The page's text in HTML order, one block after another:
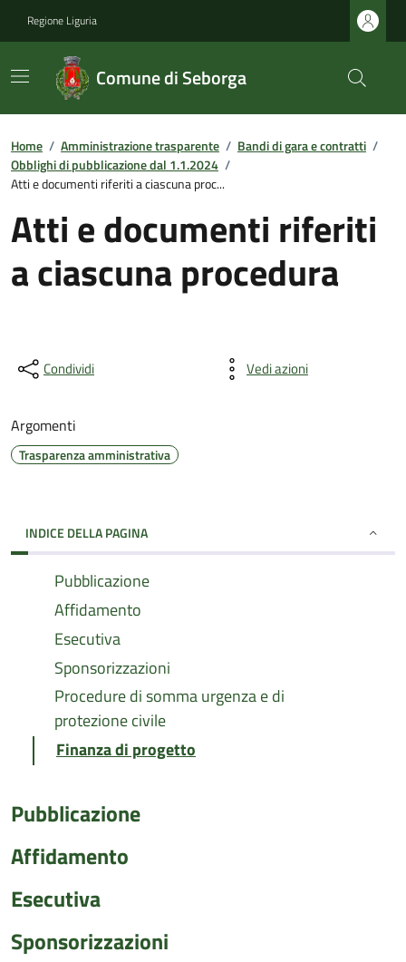
Regione Liguria
Comune di Seborga
Home / Amministrazione trasparente / Bandi di gara e contratti /
Obblighi di pubblicazione dal 1.1.2024 /
Atti e documenti riferiti a ciascuna proc...
Atti e documenti riferiti
a ciascuna procedura
Condividi Vedi azioni
Argomenti
Trasparenza amministrativa
INDICE DELLA PAGINA
Pubblicazione
Affidamento
Esecutiva
Sponsorizzazioni
Procedure di somma urgenza e di
protezione civile
Finanza di progetto
Pubblicazione
Affidamento
Esecutiva
Sponsorizzazioni